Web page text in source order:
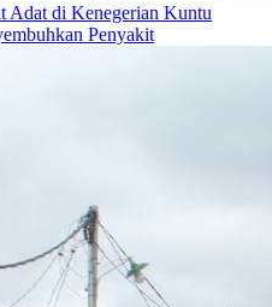
Adat di Kenegerian Kuntu
Penyakit